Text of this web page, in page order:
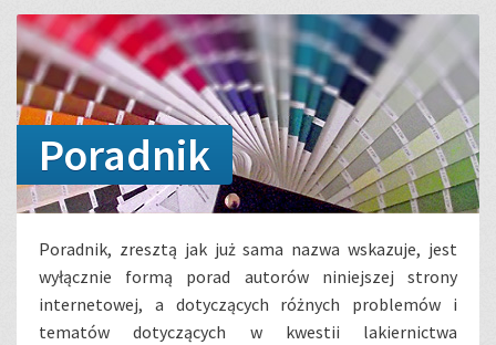
Poradnik
Poradnik, zresztą jak już sama nazwa wskazuje, jest
wyłącznie formą porad autorów niniejszej strony
internetowej, a dotyczących różnych problemów i
tematów dotyczących w kwestii lakiernictwa